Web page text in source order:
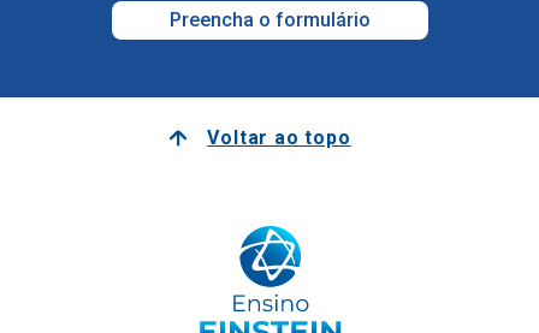
Preencha o formulário
Voltar ao topo